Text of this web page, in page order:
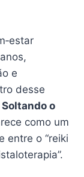
e
desse
o
como um
entre o “reiki